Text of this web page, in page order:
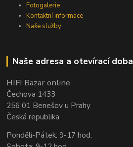
Fotogalerie
Kontaktní informace
Naše služby
Naše adresa a otevírací doba
HIFI Bazar online
Čechova 1433
256 01 Benešov u Prahy
Česká republika
Pondělí-Pátek: 9-17 hod.